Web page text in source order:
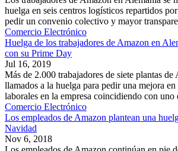
huelga en seis centros logísticos repartidos
pedir un convenio colectivo y mayor
Comercio Electrónico
Huelga de los trabajadores de Amazon en
con su Prime Day
Jul 16, 2019
Más de 2.000 trabajadores de siete plantas de
llamados a la huelga para pedir una mejora
laborales en la empresa coincidiendo con uno
Comercio Electrónico
Los empleados de Amazon plantean una
Navidad
Nov 6, 2018